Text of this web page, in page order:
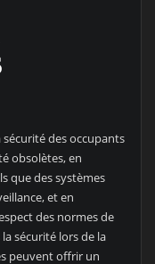
des occupants
obsolètes, en
que des systèmes
et en
des normes de
sécurité lors de la
peuvent offrir un